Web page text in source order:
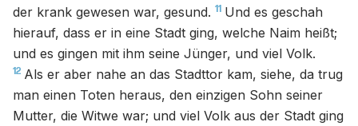
der krank gewesen war, gesund. 11 Und es geschah
hierauf, dass er in eine Stadt ging, welche Naim heißt;
und es gingen mit ihm seine Jünger, und viel Volk.
12 Als er aber nahe an das Stadttor kam, siehe, da trug
man einen Toten heraus, den einzigen Sohn seiner
Mutter, die Witwe war; und viel Volk aus der Stadt ging